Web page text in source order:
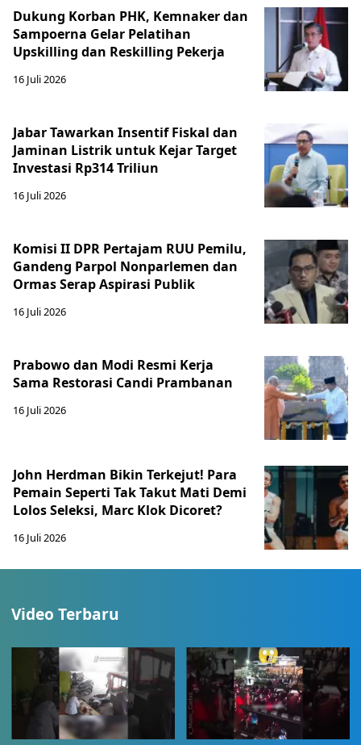
Dukung Korban PHK, Kemnaker dan
Sampoerna Gelar Pelatihan
Upskilling dan Reskilling Pekerja
16 Juli 2026
Jabar Tawarkan Insentif Fiskal dan
Jaminan Listrik untuk Kejar Target
Investasi Rp314 Triliun
16 Juli 2026
Komisi II DPR Pertajam RUU Pemilu,
Gandeng Parpol Nonparlemen dan
Ormas Serap Aspirasi Publik
16 Juli 2026
Prabowo dan Modi Resmi Kerja
Sama Restorasi Candi Prambanan
16 Juli 2026
John Herdman Bikin Terkejut! Para
Pemain Seperti Tak Takut Mati Demi
Lolos Seleksi, Marc Klok Dicoret?
16 Juli 2026
Video Terbaru